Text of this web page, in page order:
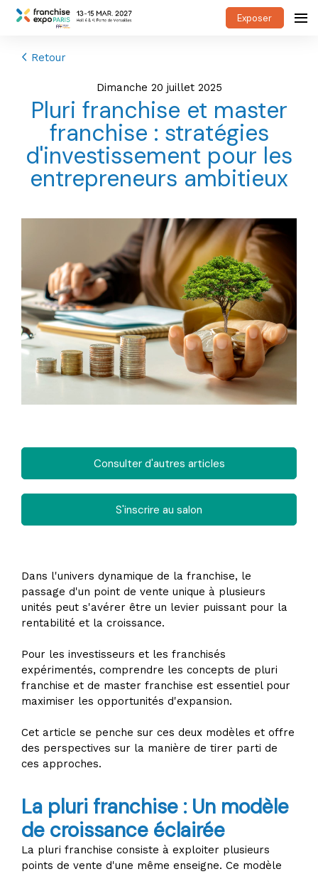
Exposer
Retour
dimanche 20 juillet 2025
Pluri franchise et master
franchise : stratégies
d'investissement pour les
entrepreneurs ambitieux
Consulter d'autres articles
S'inscrire au salon
Dans l'univers dynamique de la franchise, le
passage d'un point de vente unique à plusieurs
unités peut s'avérer être un levier puissant pour la
rentabilité et la croissance.
Pour les investisseurs et les franchisés
expérimentés, comprendre les concepts de pluri
franchise et de master franchise est essentiel pour
maximiser les opportunités d'expansion.
Cet article se penche sur ces deux modèles et offre
des perspectives sur la manière de tirer parti de
ces approches.
La pluri franchise : Un modèle
de croissance éclairée
La pluri franchise consiste à exploiter plusieurs
points de vente d'une même enseigne. Ce modèle